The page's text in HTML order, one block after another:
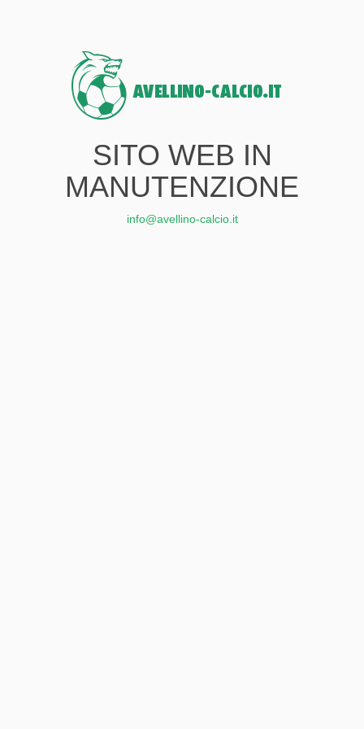
SITO WEB IN
MANUTENZIONE
info@avellino-calcio.it